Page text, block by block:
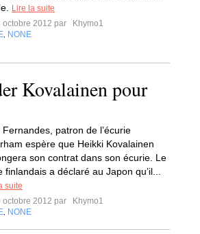
Lire la suite
octobre 2012 par
Khymo1
NONE
Kovalainen pour
Fernandes, patron de l’écurie
espère que Heikki Kovalainen
son contrat dans son écurie. Le
finlandais a déclaré au Japon qu’il...
suite
octobre 2012 par
Khymo1
NONE